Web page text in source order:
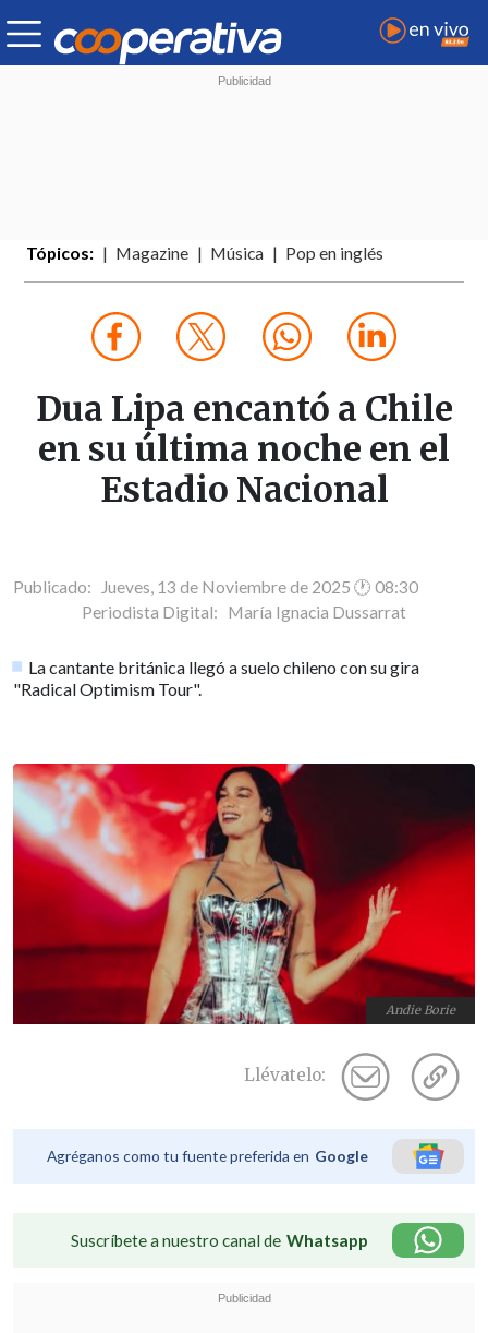
Tópicos: Magazine Música Pop en inglés
Dua Lipa encantó a Chile
en su última noche en el
Estadio Nacional
Publicado: Jueves, 13 de Noviembre de 2025 🕐 08:30
Periodista Digital: María Ignacia Dussarrat
La cantante británica llegó a suelo chileno con su gira
"Radical Optimism Tour".
Andie Borie
Llévatelo:
Agréganos como tu fuente preferida en Google
Suscríbete a nuestro canal de Whatsapp